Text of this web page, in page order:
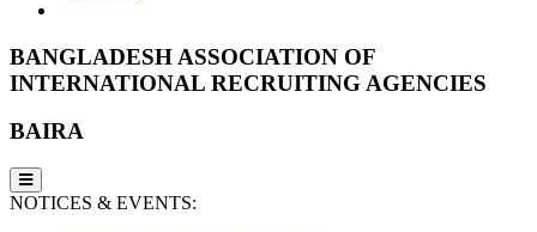
BANGLADESH ASSOCIATION OF
INTERNATIONAL RECRUITING AGENCIES
BAIRA
NOTICES & EVENTS: